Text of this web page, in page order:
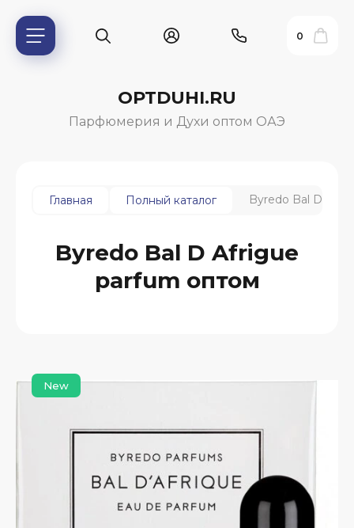
0
OPTDUHI.RU
Парфюмерия и Духи оптом ОАЭ
Главная Полный каталог Byredo Bal D
Byredo Bal D Afrigue
parfum оптом
New